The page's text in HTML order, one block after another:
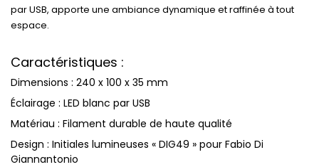
par USB, apporte une ambiance dynamique et raffinée à tout
espace.
Caractéristiques :
Dimensions : 240 x 100 x 35 mm
Éclairage : LED blanc par USB
Matériau : Filament durable de haute qualité
Design : Initiales lumineuses « DIG49 » pour Fabio Di
Giannantonio